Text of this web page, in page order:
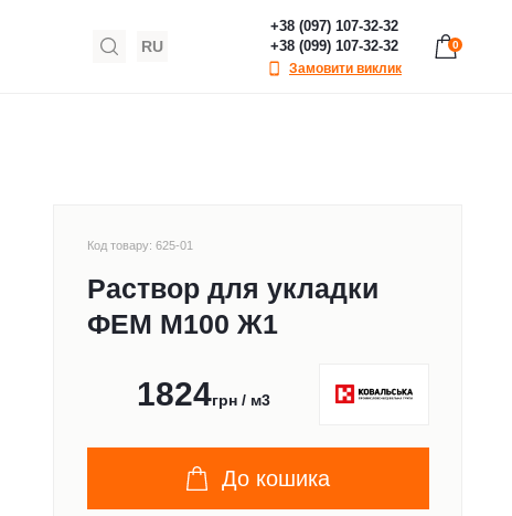
RU
+38 (097) 107-32-32
+38 (099) 107-32-32
Замовити виклик
0
Код товару: 625-01
Раствор для укладки
ФЕМ М100 Ж1
1824грн / м3
До кошика